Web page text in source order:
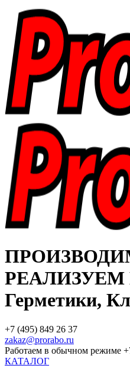
РЕАЛИЗУЕМ
Герметики,
+7 (495) 849 26 37
zakaz@prorabo.ru
Работаем в обычном режиме
КАТАЛОГ